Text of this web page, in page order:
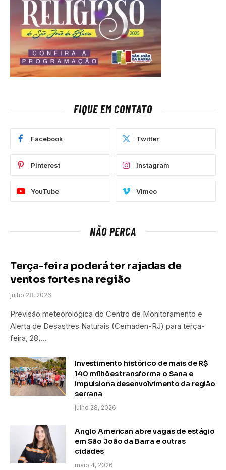
FIQUE EM CONTATO
Facebook Twitter
Pinterest Instagram
YouTube Vimeo
NÃO PERCA
Terça-feira poderá ter rajadas de
ventos fortes na região
julho 28, 2026
Previsão meteorológica do Centro de Monitoramento e
Alerta de Desastres Naturais (Cemaden-RJ) para terça-
feira, 28,…
Investimento histórico de mais de R$
140 milhões transforma o Sana e
impulsiona desenvolvimento da região
serrana
julho 28, 2026
Anglo American abre vagas de estágio
em São João da Barra e outras
cidades
maio 4, 2026